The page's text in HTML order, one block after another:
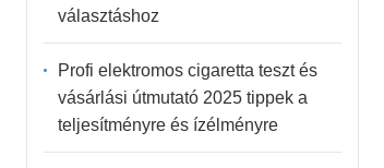
választáshoz
Profi elektromos cigaretta teszt és
vásárlási útmutató 2025 tippek a
teljesítményre és ízélményre